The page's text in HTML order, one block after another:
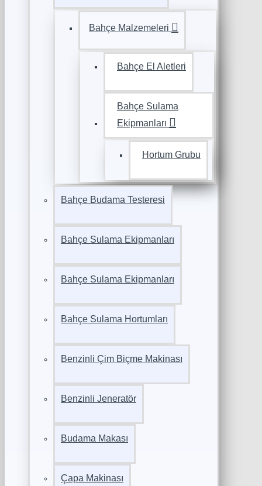
Bahçe Malzemeleri
Bahçe El Aletleri
Bahçe Sulama
Ekipmanları
Hortum Grubu
Bahçe Budama Testeresi
Bahçe Sulama Ekipmanları
Bahçe Sulama Ekipmanları
Bahçe Sulama Hortumları
Benzinli Çim Biçme Makinası
Benzinli Jeneratör
Budama Makası
Çapa Makinası